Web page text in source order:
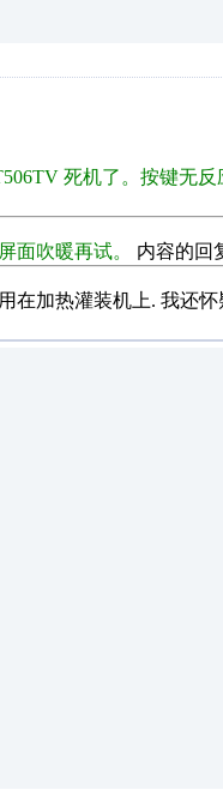
死机了。按键无
面吹暖再试。 内容的回
在加热灌装机上. 我还